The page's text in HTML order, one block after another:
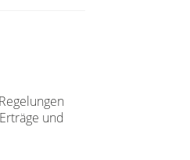
und